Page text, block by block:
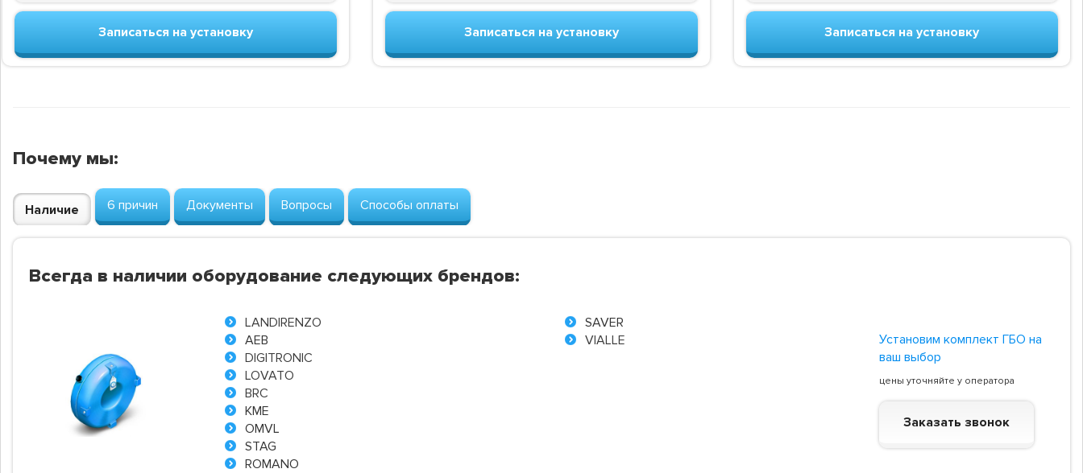
Записаться на установку Записаться на установку Записаться на установку
Почему мы:
Наличие 6 причин Документы Вопросы Способы оплаты
Всегда в наличии оборудование следующих брендов:
LANDIRENZO
AEB
DIGITRONIC
LOVATO
BRC
KME
OMVL
STAG
ROMANO
SAVER
VIALLE
Установим комплект ГБО на
ваш выбор
цены уточняйте у оператора
Заказать звонок